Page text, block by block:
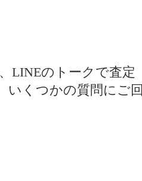
LINEのトークで査定
いくつかの質問にご回